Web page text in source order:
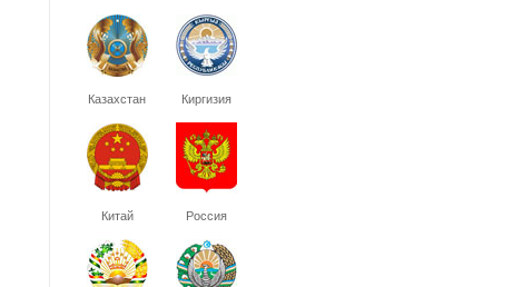
Казахстан Киргизия
Китай Россия